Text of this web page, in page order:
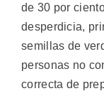
de 30 por
desperdicia,
semillas de
personas no
correcta de